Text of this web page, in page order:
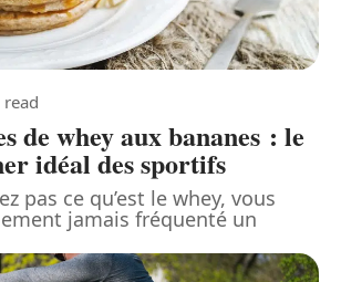
de whey aux bananes : le
idéal des sportifs
pas ce qu’est le whey, vous
jamais fréquenté un